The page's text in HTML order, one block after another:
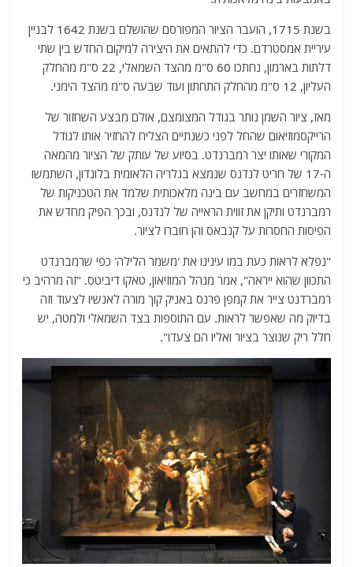
p
p
m
o
o
k
בשנת 1715, הועבר הציור המפורסם שהושלם בשנת 1642 לבניין
עיריית אמסטרדם. כדי להתאים את היצירה למיקום החדש בין שתי
דלתות בארמון, נחתכו 60 ס"מ מהצד השמאלי, 22 ס"מ מהחלק
העליון, 12 ס"מ מהחלק התחתון ועוד שבעה ס"מ מהצד הימני.
מאז, ציור השמן נותר בגודל המצומצם, אולם מבצע השחזור של
הרייקסמוזיאום שהחל לפני כשנתיים הצליח להחזיר אותו לגודל
המקורי שאותו יצר רמברנדט. בסיוע של עותק של הציור מהמאה
ה-17 של חריט לנדנס שנמצא בגלריה הלאומית בלונדון, השתמשו
המשחזרים במחשב עם בינה מלאכותית שלמד את הטכניקות של
רמברנדט ותיקן את זווית הראייה של לנדנס, ובכך הפיק מחדש את
הפיסות החסרות על קנבאס והן חוברו לציור.
"נפלא לראות כעת במו עינינו את 'משמר הלילה' כפי שרמברנדט
התכוון שהוא ייראה", אמר מנהל המוזיאון, טאקו דיביטס. "זה מרהיב כי
רמברדנט צייר את קמפן פרנס באניק קוך מורה לאנשיו לצעוד וזה
בדיוק מה שאפשר לראות. עם התוספות בצד השמאלי ולמטה, יש
חלל ריק שנוצר בציור ואליו הם צעדו".